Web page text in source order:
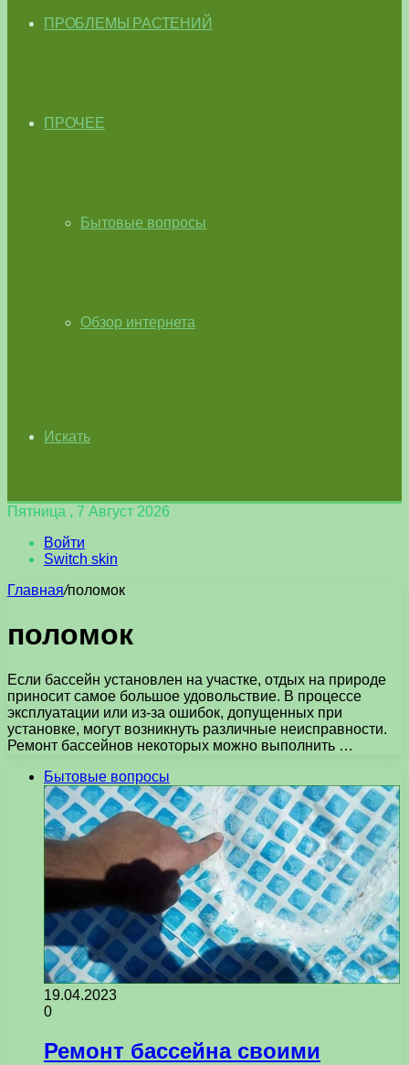
ПРОБЛЕМЫ РАСТЕНИЙ
ПРОЧЕЕ
Бытовые вопросы
Обзор интернета
Искать
Пятница , 7 Август 2026
Войти
Switch skin
Главная/поломок
поломок
Если бассейн установлен на участке, отдых на природе
приносит самое большое удовольствие. В процессе
эксплуатации или из-за ошибок, допущенных при
установке, могут возникнуть различные неисправности.
Ремонт бассейнов​​ некоторых можно выполнить …
Бытовые вопросы
19.04.2023
0
Ремонт бассейна своими